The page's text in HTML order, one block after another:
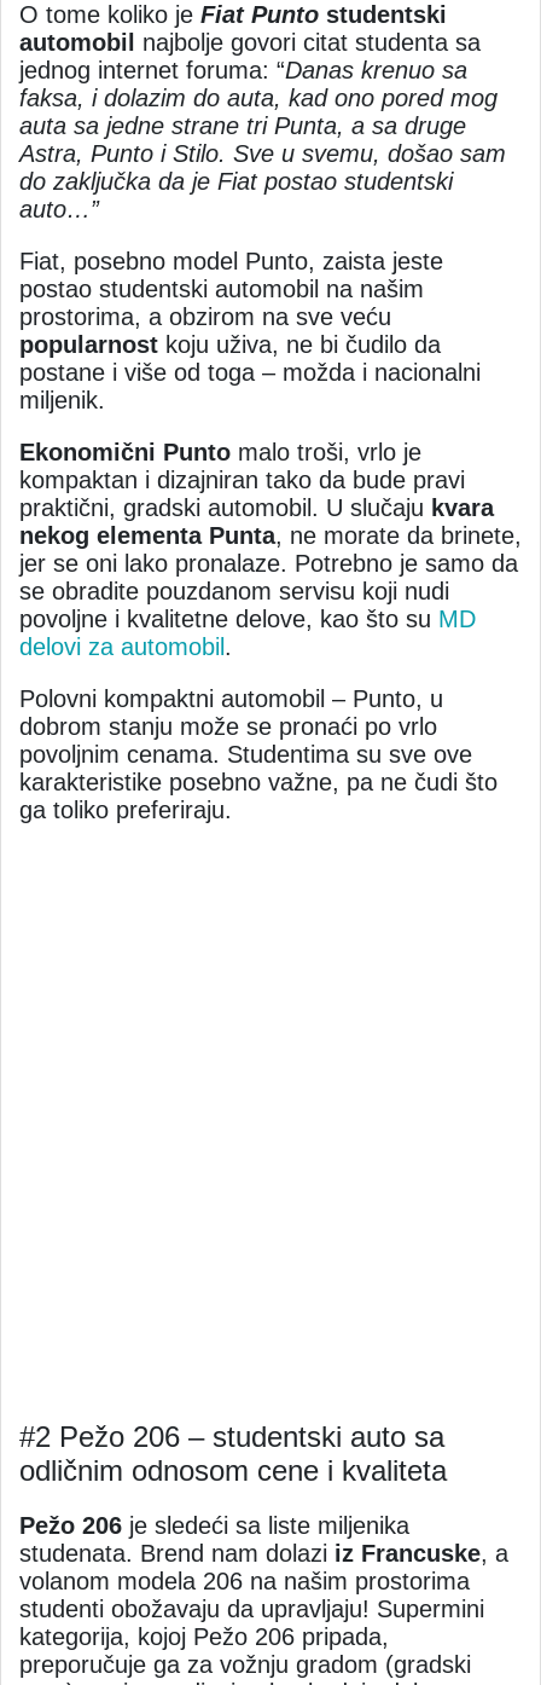
O tome koliko je Fiat Punto studentski
automobil najbolje govori citat studenta sa
jednog internet foruma: “Danas krenuo sa
faksa, i dolazim do auta, kad ono pored mog
auta sa jedne strane tri Punta, a sa druge
Astra, Punto i Stilo. Sve u svemu, došao sam
do zaključka da je Fiat postao studentski
auto…”
Fiat, posebno model Punto, zaista jeste
postao studentski automobil na našim
prostorima, a obzirom na sve veću
popularnost koju uživa, ne bi čudilo da
postane i više od toga – možda i nacionalni
miljenik.
Ekonomični Punto malo troši, vrlo je
kompaktan i dizajniran tako da bude pravi
praktični, gradski automobil. U slučaju kvara
nekog elementa Punta, ne morate da brinete,
jer se oni lako pronalaze. Potrebno je samo da
se obradite pouzdanom servisu koji nudi
povoljne i kvalitetne delove, kao što su MD
delovi za automobil .
Polovni kompaktni automobil – Punto, u
dobrom stanju može se pronaći po vrlo
povoljnim cenama. Studentima su sve ove
karakteristike posebno važne, pa ne čudi što
ga toliko preferiraju.
#2 Pežo 206 – studentski auto sa
odličnim odnosom cene i kvaliteta
Pežo 206 je sledeći sa liste miljenika
studenata. Brend nam dolazi iz Francuske, a
volanom modela 206 na našim prostorima
studenti obožavaju da upravljaju! Supermini
kategorija, kojoj Pežo 206 pripada,
preporučuje ga za vožnju gradom (gradski